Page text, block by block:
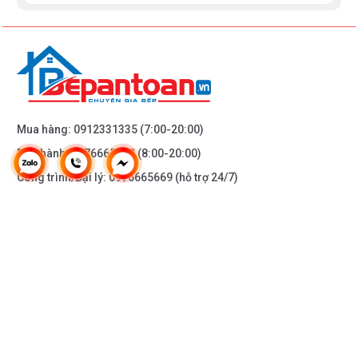
Mua hàng: 0912331335 (7:00-20:00)
Bảo hành:0976665669(8:00-20:00)
Công trình/Đại lý:0976665669 (hỗ trợ 24/7)